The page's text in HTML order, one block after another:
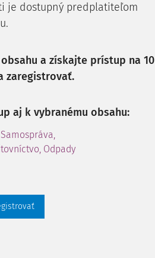
je dostupný predplatiteľom
a získajte prístup na 10
zaregistrovať.
aj k vybranému obsahu:
Odpady